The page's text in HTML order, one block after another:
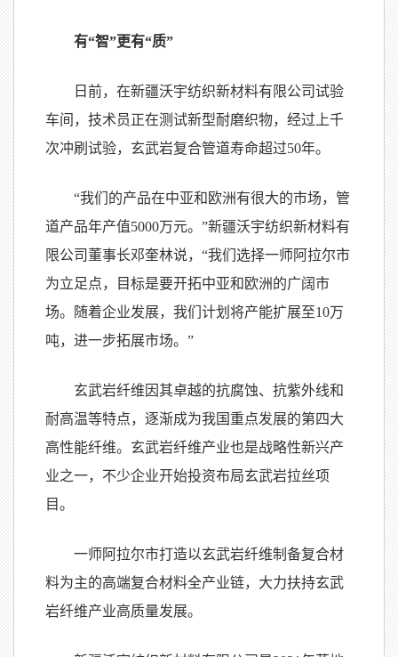
有“智”更有“质”
日前，在新疆沃宇纺织新材料有限公司试验
车间，技术员正在测试新型耐磨织物，经过上千
次冲刷试验，玄武岩复合管道寿命超过50年。
“我们的产品在中亚和欧洲有很大的市场，管
道产品年产值5000万元。”新疆沃宇纺织新材料有
限公司董事长邓奎林说，“我们选择一师阿拉尔市
为立足点，目标是要开拓中亚和欧洲的广阔市
场。随着企业发展，我们计划将产能扩展至10万
吨，进一步拓展市场。”
玄武岩纤维因其卓越的抗腐蚀、抗紫外线和
耐高温等特点，逐渐成为我国重点发展的第四大
高性能纤维。玄武岩纤维产业也是战略性新兴产
业之一，不少企业开始投资布局玄武岩拉丝项
目。
一师阿拉尔市打造以玄武岩纤维制备复合材
料为主的高端复合材料全产业链，大力扶持玄武
岩纤维产业高质量发展。